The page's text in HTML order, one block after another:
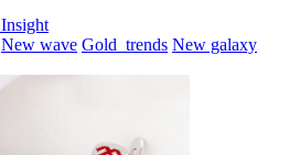
Insight
New wave Gold_trends New galaxy